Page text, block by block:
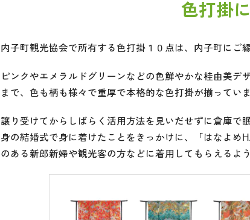
色打掛
内子町観光協会で所有する色打掛１０点は、内子町にご
ピンクやエメラルドグリーンなどの色鮮やかな桂由美デ
まで、色も柄も様々で重厚で本格的な色打掛が揃っていま
譲り受けてからしばらく活用方法を見いだせずに倉庫で
身の結婚式で身に着けたことをきっかけに、「はなよめ
のある新郎新婦や観光客の方などに着用してもらえるよ